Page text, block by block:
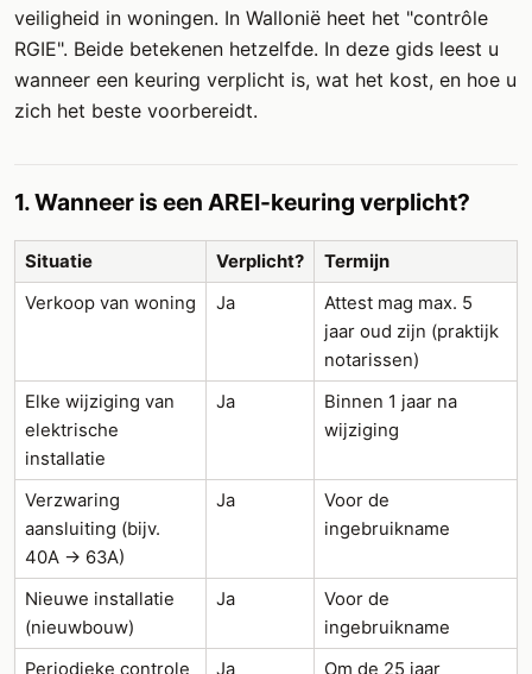
veiligheid in woningen. In Wallonië heet het "contrôle
RGIE". Beide betekenen hetzelfde. In deze gids leest u
wanneer een keuring verplicht is, wat het kost, en hoe u
zich het beste voorbereidt.
1. Wanneer is een AREI-keuring verplicht?
Situatie Verplicht?
Termijn
Verkoop van woning
Ja
Attest mag max. 5
jaar oud zijn (praktijk
notarissen)
Elke wijziging van
elektrische
installatie
Ja
Binnen 1 jaar na
wijziging
Verzwaring
aansluiting (bijv.
40A → 63A)
Ja
Voor de
ingebruikname
Nieuwe installatie
(nieuwbouw)
Ja
Voor de
ingebruikname
Periodieke controle
Ja Om de 25 jaar